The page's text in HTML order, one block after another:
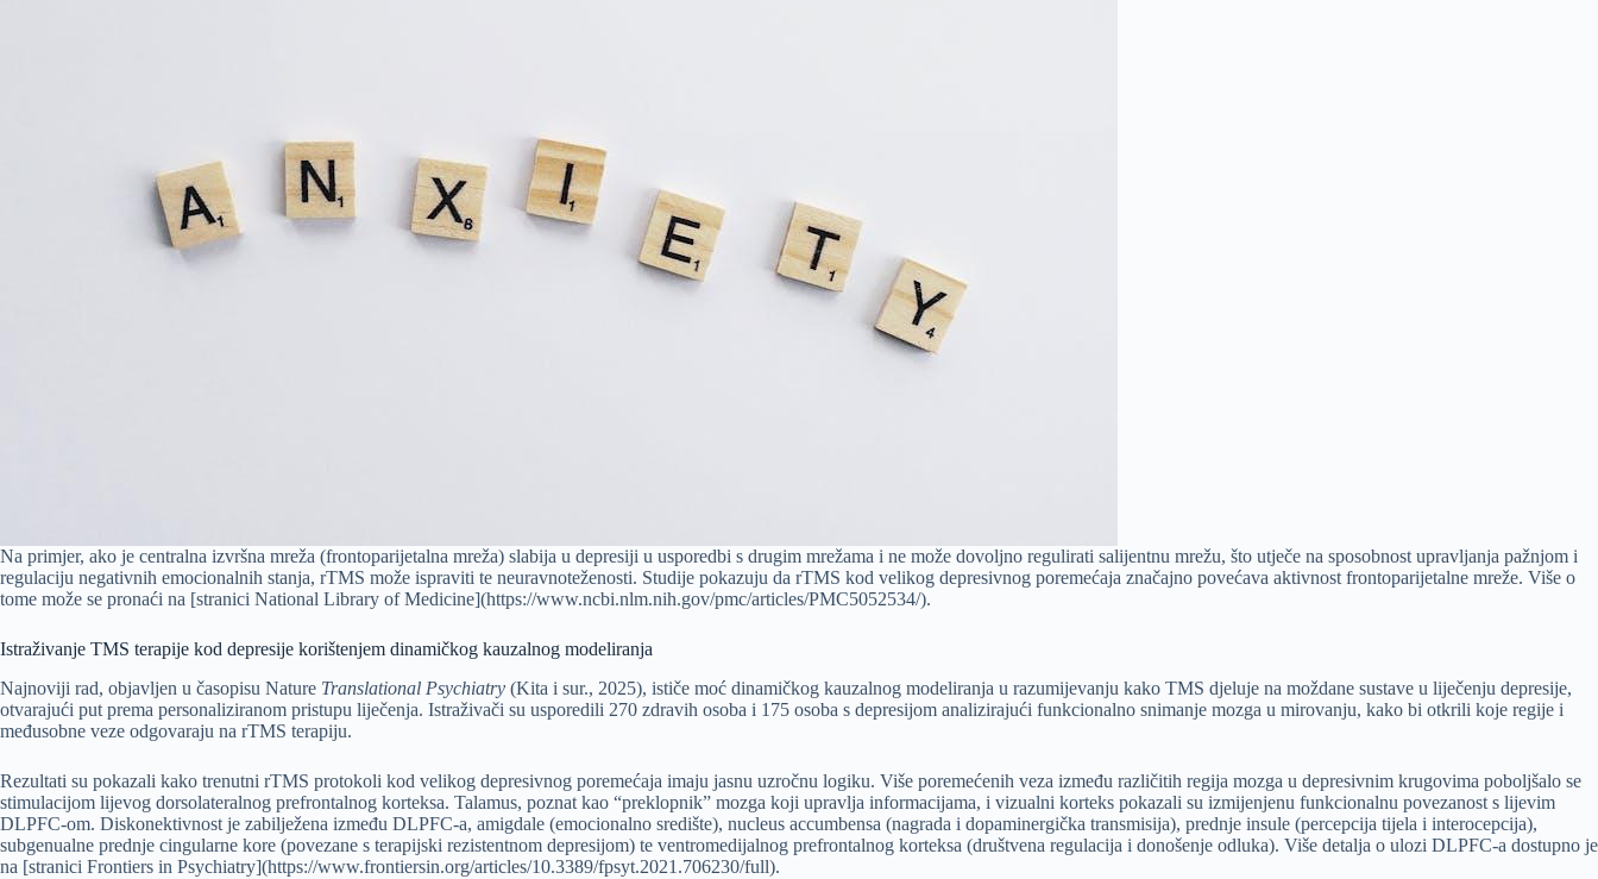
Na primjer, ako je centralna izvršna mreža (frontoparijetalna mreža) slabija u depresiji u usporedbi s drugim mrežama i ne može dovoljno regulirati salijentnu mrežu, što utječe na sposobnost upravljanja pažnjom i
regulaciju negativnih emocionalnih stanja, rTMS može ispraviti te neuravnoteženosti. Studije pokazuju da rTMS kod velikog depresivnog poremećaja značajno povećava aktivnost frontoparijetalne mreže. Više o
tome može se pronaći na [stranici National Library of Medicine](https://www.ncbi.nlm.nih.gov/pmc/articles/PMC5052534/).
Istraživanje TMS terapije kod depresije korištenjem dinamičkog kauzalnog modeliranja
Najnoviji rad, objavljen u časopisu Nature Translational Psychiatry (Kita i sur., 2025), ističe moć dinamičkog kauzalnog modeliranja u razumijevanju kako TMS djeluje na moždane sustave u liječenju depresije,
otvarajući put prema personaliziranom pristupu liječenja. Istraživači su usporedili 270 zdravih osoba i 175 osoba s depresijom analizirajući funkcionalno snimanje mozga u mirovanju, kako bi otkrili koje regije i
međusobne veze odgovaraju na rTMS terapiju.
Rezultati su pokazali kako trenutni rTMS protokoli kod velikog depresivnog poremećaja imaju jasnu uzročnu logiku. Više poremećenih veza između različitih regija mozga u depresivnim krugovima poboljšalo se
stimulacijom lijevog dorsolateralnog prefrontalnog korteksa. Talamus, poznat kao “preklopnik” mozga koji upravlja informacijama, i vizualni korteks pokazali su izmijenjenu funkcionalnu povezanost s lijevim
DLPFC-om. Diskonektivnost je zabilježena između DLPFC-a, amigdale (emocionalno središte), nucleus accumbensa (nagrada i dopaminergička transmisija), prednje insule (percepcija tijela i interocepcija),
subgenualne prednje cingularne kore (povezane s terapijski rezistentnom depresijom) te ventromedijalnog prefrontalnog korteksa (društvena regulacija i donošenje odluka). Više detalja o ulozi DLPFC-a dostupno je
na [stranici Frontiers in Psychiatry](https://www.frontiersin.org/articles/10.3389/fpsyt.2021.706230/full).